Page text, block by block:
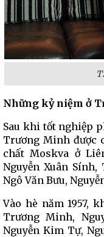
Những kỷ niệm ở
Sau khi tốt nghiệp
Trương Minh được
chất Moskva ở
Nguyễn Xuân
Ngô Văn Bưu,
Vào hè năm 1957,
Trương Minh,
Nguyễn Kim Tự,